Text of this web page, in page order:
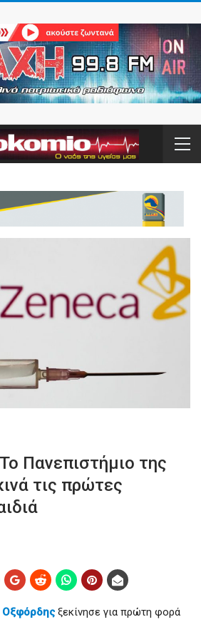
Πανεπιστήμιο της
τις πρώτες
Οξφόρδης ξεκίνησε για πρώτη φορά